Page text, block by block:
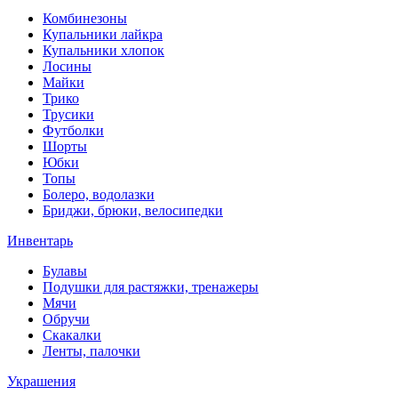
Комбинезоны
Купальники лайкра
Купальники хлопок
Лосины
Майки
Трико
Трусики
Футболки
Шорты
Юбки
Топы
Болеро, водолазки
Бриджи, брюки, велосипедки
Инвентарь
Булавы
Подушки для растяжки, тренажеры
Мячи
Обручи
Скакалки
Ленты, палочки
Украшения